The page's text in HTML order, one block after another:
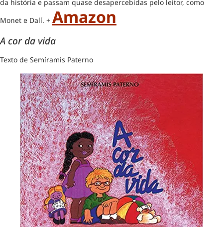
da história e passam quase desapercebidas pelo leitor, como
Monet e Dalí. + Amazon
A cor da vida
Texto de Semíramis Paterno